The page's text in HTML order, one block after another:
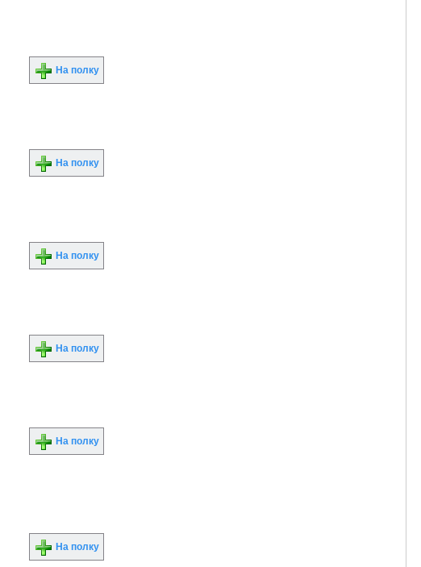
На полку
На полку
На полку
На полку
На полку
На полку